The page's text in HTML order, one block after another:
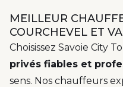
MEILLEUR
COURCHEVEL ET
Choisissez Savoie City
privés fiables et
sens. Nos chauffeurs